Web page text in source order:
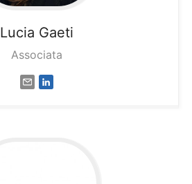
Lucia Gaeti
Associata